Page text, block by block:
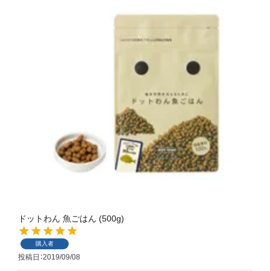
ドットわん 魚ごはん (500g)
購入者
投稿日 2019/09/08